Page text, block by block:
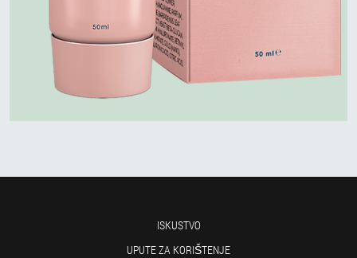
ISKUSTVO
UPUTE ZA KORIŠTENJE